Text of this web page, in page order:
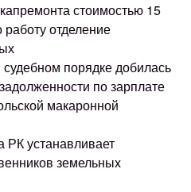
стоимостью 15
отделение
порядке добилась
по зарплате
макаронной
устанавливает
земельных